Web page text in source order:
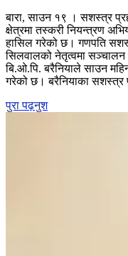
बारा, साउन १९ । सशस्त्र
क्षेत्रमा तस्करी नियन्त्रण
हासिल गरेको छ। गणपति
सिलवालको नेतृत्वमा सञ्चालन
बि.ओ.पि. बरैनियाले साउन
गरेको छ। बरैनियाका सशस्त्र
पुरा पढ़नुश